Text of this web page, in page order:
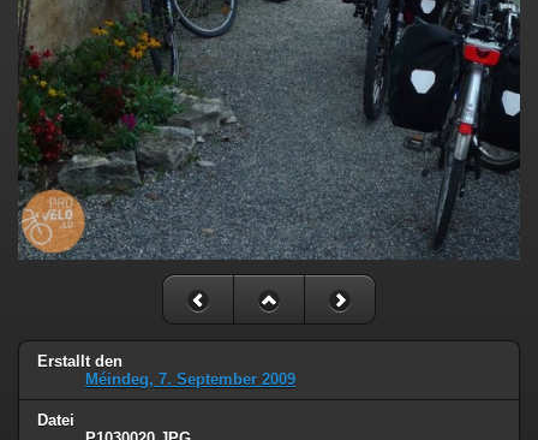
Erstallt den
Méindeg, 7. September 2009
Datei